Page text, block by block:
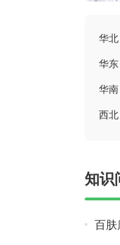
华北
华东
华南
西北
知识
百肤